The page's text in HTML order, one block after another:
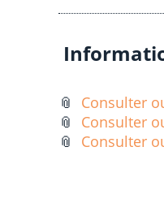
📎
Consulter
📎
Consulter
📎
Consulter